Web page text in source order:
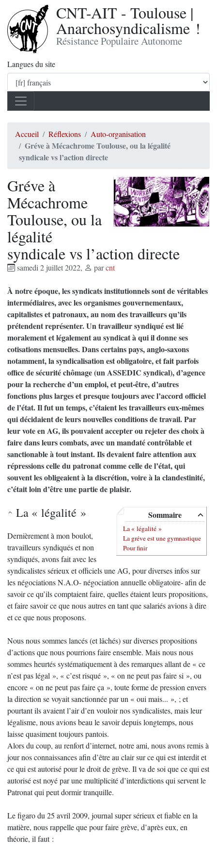
CNT-AIT - Toulouse |
Anarchosyndicalisme !
Résistance Populaire Autonome
Langues du site
Accueil Réflexions Auto-organisation
Gréve à Mécachrome Toulouse, ou la légalité
syndicale vs l’action directe
Gréve à
Mécachrome
Toulouse, ou la
légalité
syndicale vs l’action directe
samedi 2 juillet 2022, parcnt
À notre époque, les syndicats institutionnels sont de véritables
intermédiaires, avec les organismes gouvernementaux,
capitalistes et patronaux, au nom des travailleurs qu’ils
prétendent représenter. Un travailleur syndiqué est lié
moralement et légalement au syndicat à qui il donne ses
cotisations mensuelles. Dans certains pays, anglo-saxons
notamment, la syndicalisation est obligatoire, et fait parfois
office de sécurité chômage (un ASSEDIC syndical), d’agence
pour la recherche d’un emploi, et peut-être, d’autres
fonctions plus larges et presque toujours avec l’accord officiel
de l’état. Il fut un temps, c’étaient les travailleurs eux-mêmes
qui décidaient de leurs nouvelles conditions de travail. Par
leur vote en AG, ils pouvaient accepter ou rejeter des choix à
faire dans leurs combats, avec un mandaté contrôlable et
sanctionable à tout instant. Ils devaient faire attention aux
répressions celle du patronat comme celle de l’état, qui
souvent les obligeaient à la discrétion, voire à la clandestinité,
c’était loin d’être une partie de plaisir.
Sommaire
La « légalité »
La gréve est une gymnastique
Pour finir
La « légalité »
Dernièrement à mon boulot,
travailleurs syndiqués et non
syndiqués, avons fait avec les
syndicalistes sérieux et officiels une AG, pour diverses infos sur
les négociations N.A.O- négociation annuelle obligatoire- afin de
savoir ce qu’ils comptaient faire, quelles étaient leurs propositions,
et faire savoir ce que nous autres en tant que salariés avions à dire
et ce que nous proposons.
Nous nous sommes lancés (et lâchés) sur diverses propositions
d’actions que nous pourrions faire ensemble. Mais nous nous
sommes heurtés systématiquement à des remarques allant de « ce
n’est pas légal », « c’est risqué », « on ne peut pas faire si », ou
encore « on ne peut pas faire ça », toute forme de pression envers
la direction se voyait sanctionnée par un « oui mais... », ; et
pourtant ils avaient l’air d’en vouloir nos syndicalistes, mais leur
légalisme, nous avions beau le savoir depuis longtemps, nous
laisse quasiment toujours pantois.
Alors du coup, au renfort d’internet, notre ami, nous avons remis à
jour nos connaissances afin d’être au clair sur ce qui est interdit et
ce qui est autorisé pour le droit de grève. Il va de soi que ce qui est
autorisé est noyé par une multiplicité d’interdictions qui servent le
Patronat qui peut dormir tranquille.
Le figaro du 25 avril 2009, journal super sérieux et fiable en la
matière, nous rappelle que pour faire grève, d’après eux, en
théorie, il faut :